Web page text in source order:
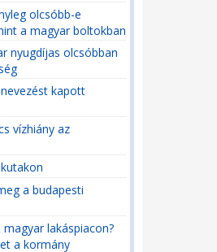
olcsóbb-e
a magyar boltokban
nyugdíjas olcsóbban
kapott
vízhiány az
a budapesti
lakáspiacon?
a kormány